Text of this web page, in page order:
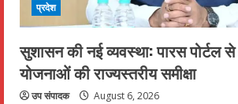
प्रदेश
सुशासन की नई व्यवस्था: पारस पोर्टल से
योजनाओं की राज्यस्तरीय समीक्षा
उप संपादक August 6, 2026